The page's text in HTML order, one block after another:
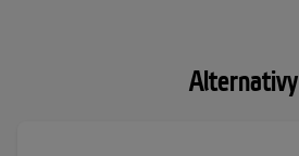
Alternativy